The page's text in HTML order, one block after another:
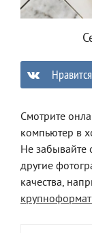
Нравится
Смотрите
компьютер в
Не забывайте
другие
качества,